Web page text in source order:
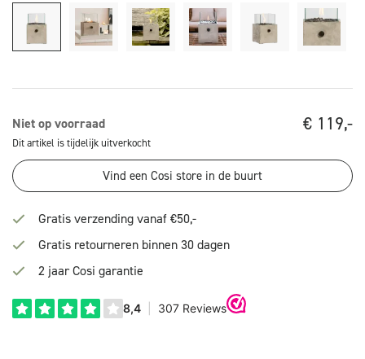
€ 119,-
Niet op voorraad
Dit artikel is tijdelijk uitverkocht
Vind een Cosi store in de buurt
Gratis verzending vanaf €50,-
Gratis retourneren binnen 30 dagen
2 jaar Cosi garantie